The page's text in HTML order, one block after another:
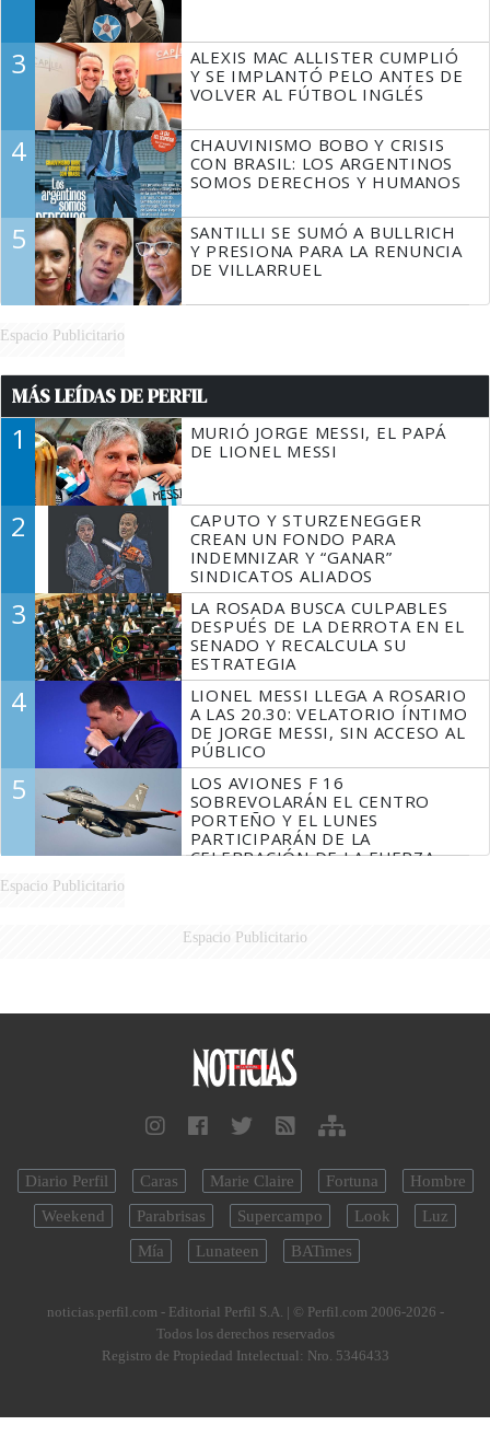
3
ALEXIS MAC ALLISTER CUMPLIÓ
Y SE IMPLANTÓ PELO ANTES DE
VOLVER AL FÚTBOL INGLÉS
4
CHAUVINISMO BOBO Y CRISIS
CON BRASIL: LOS ARGENTINOS
SOMOS DERECHOS Y HUMANOS
5
SANTILLI SE SUMÓ A BULLRICH
Y PRESIONA PARA LA RENUNCIA
DE VILLARRUEL
Espacio Publicitario
MÁS LEÍDAS DE PERFIL
1
MURIÓ JORGE MESSI, EL PAPÁ
DE LIONEL MESSI
2
CAPUTO Y STURZENEGGER
CREAN UN FONDO PARA
INDEMNIZAR Y “GANAR”
SINDICATOS ALIADOS
3
LA ROSADA BUSCA CULPABLES
DESPUÉS DE LA DERROTA EN EL
SENADO Y RECALCULA SU
ESTRATEGIA
4
LIONEL MESSI LLEGA A ROSARIO
A LAS 20.30: VELATORIO ÍNTIMO
DE JORGE MESSI, SIN ACCESO AL
PÚBLICO
5
LOS AVIONES F 16
SOBREVOLARÁN EL CENTRO
PORTEÑO Y EL LUNES
PARTICIPARÁN DE LA
CELEBRACIÓN DE LA FUERZA
Espacio Publicitario
Espacio Publicitario
Diario Perfil Caras Marie Claire Fortuna
Hombre
Weekend
Parabrisas Supercampo Look
Luz
Mía
Lunateen BATimes
noticias.perfil.com - Editorial Perfil S.A. | © Perfil.com 2006-2026 -
Todos los derechos reservados
Registro de Propiedad Intelectual: Nro. 5346433